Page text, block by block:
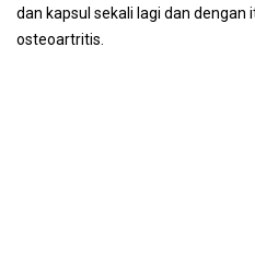
dan kapsul sekali lagi dan
osteoartritis.